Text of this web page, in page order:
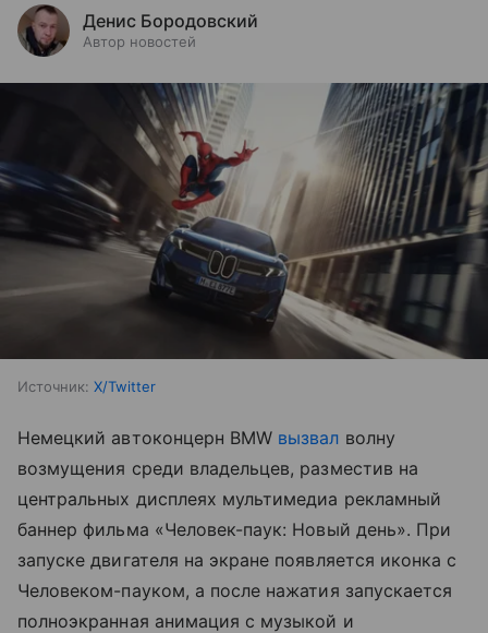
Денис Бородовский
Автор новостей
Источник: X/Twitter
Немецкий автоконцерн BMW вызвал волну
возмущения среди владельцев, разместив на
центральных дисплеях мультимедиа рекламный
баннер фильма «Человек-паук: Новый день». При
запуске двигателя на экране появляется иконка с
Человеком-пауком, а после нажатия запускается
полноэкранная анимация с музыкой и